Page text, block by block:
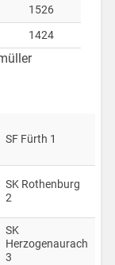
1526
1424
SF Fürth 1
SK Rothenburg
2
SK
Herzogenaurach
3